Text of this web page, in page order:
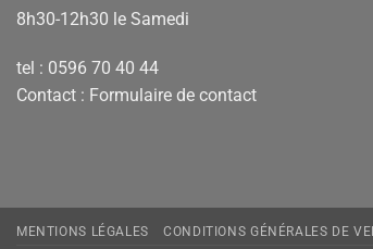
8h30-12h30 le Samedi
tel : 0596 70 40 44
Contact : Formulaire de contact
MENTIONS LÉGALES CONDITIONS GÉNÉRALES DE